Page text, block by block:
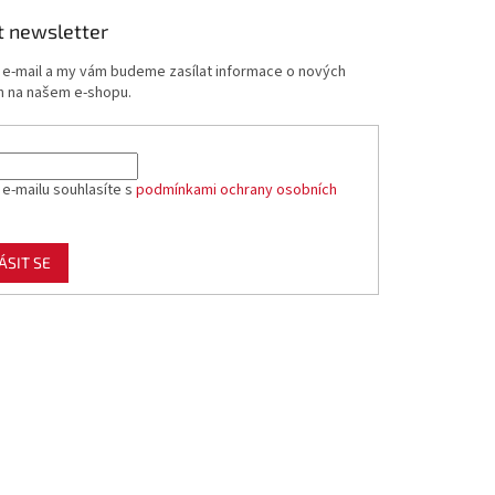
newsletter
mail a my vám budeme zasílat informace o nových
našem e-shopu.
mailu souhlasíte spodmínkami ochrany osobních
SE